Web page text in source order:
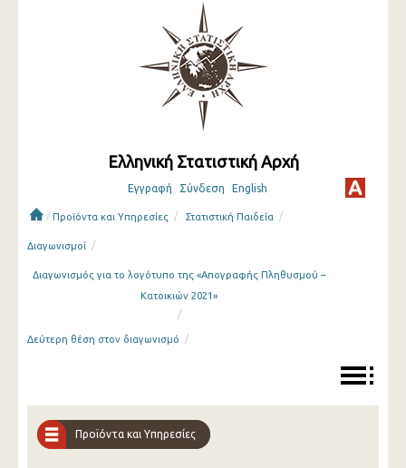
Ελληνική Στατιστική Αρχή
Εγγραφή Σύνδεση English
/ Προϊόντα και Υπηρεσίες / Στατιστική Παιδεία /
Διαγωνισμοί /
Διαγωνισμός για το λογότυπο της «Απογραφής Πληθυσμού –
Κατοικιών 2021»
/
Δεύτερη θέση στον διαγωνισμό /
Προϊόντα και Υπηρεσίες